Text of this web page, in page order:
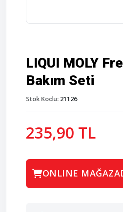
LIQUI MOLY
Bakım Seti
Stok Kodu: 21126
235,90 TL
ONLINE